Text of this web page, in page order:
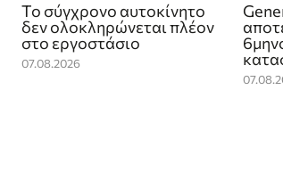
Το σύγχρονο αυτοκίνητο
δεν ολοκληρώνεται πλέον
στο εργοστάσιο
07.08.2026